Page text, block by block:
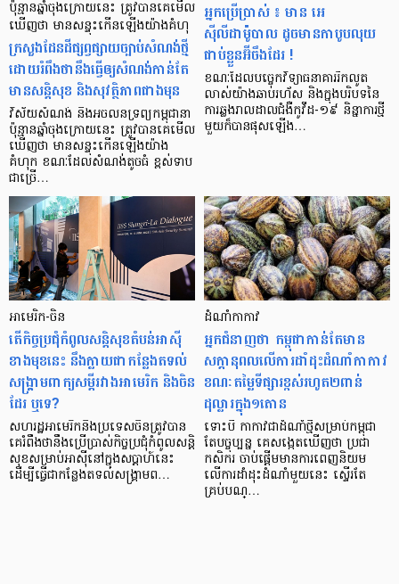
ប៉ុន្មានឆ្នាំចុងក្រោយនេះ ត្រូវបានគេមើល
ឃើញថា មានសន្ទុះកើនឡើងយ៉ាងគំហុ
ក្រសួងដែនដីផ្សព្វផ្សាយច្បាប់សំណង់ថ្មី
ដោយរំពឹងថានឹងធ្វើឲ្យសំណង់កាន់តែ
មានសន្ដិសុខ និងសុវត្ថិភាពជាងមុន
វិស័យសំណង់ និងអចលនទ្រព្យកម្ពុជានា
ប៉ុន្មានឆ្នាំចុងក្រោយនេះ ត្រូវបានគេមើល
ឃើញថា មានសន្ទុះកើនឡើងយ៉ាង
គំហុក ខណៈដែលសំណង់តូចធំ ខ្ពស់ទាប
ជាច្រើ…
អ្នកប្រើប្រាស់ ៖ មាន អេ
ស៊ីលីដាម៉ូបាល ដូចមាន​កាបូបលុយ
ជាប់ខ្លួនអ៊ីចឹងដែរ !
ខណៈ​ដែល​​បច្ចេកវិទ្យាធនាគាររីកលូត​
លាស់​យ៉ាង​ឆាប់រហ័ស និងក្នុង​បរិបទ​នៃ​​
ការឆ្លងរាលដាល​​ជំងឺកូវីដ-១៩ និន្នាការថ្មី
មួយ​​ក៏បាន​ផុសឡើង…
អាមេរិក-ចិន
តើកិច្ចប្រជុំកំពូលសន្តិសុខតំបន់អាស៊ី
ខាងមុខនេះ នឹងក្លាយជាកន្លែងតទល់
សង្គ្រាមពាក្យសម្ដីរវាងអាមេរិក និងចិន
ដែរ ឬទេ?
សហរដ្ឋអាមេរិកនិងប្រទេសចិនត្រូវបាន
គេរំពឹងថានឹងប្រើប្រាស់កិច្ចប្រជុំកំពូលសន្តិ
សុខសម្រាប់អាស៊ីនៅក្នុងសប្តាហ៍នេះ
ដើម្បីធ្វើជាកន្លែងតទល់សង្គ្រាមព…
ដំណាំកាកាវ
អ្នកជំនាញថា កម្ពុជាកាន់តែមាន
សក្ដានុពលលើការដាំដុះដំណាំកាកាវ
ខណៈតម្លៃទីផ្សារខ្ពស់រហូត២ពាន់
ដុល្លារក្នុង១តោន
ទោះបី កាកាវជាដំណាំថ្មីសម្រាប់កម្ពុជា
តែបច្ចុប្បន្ន គេសង្កេតឃើញថា ប្រជា
កសិករ ចាប់ផ្ដើមមានការពេញនិយម
លើការដាំដុះដំណាំមួយនេះ ស្ទើរតែ
គ្រប់បណ្…